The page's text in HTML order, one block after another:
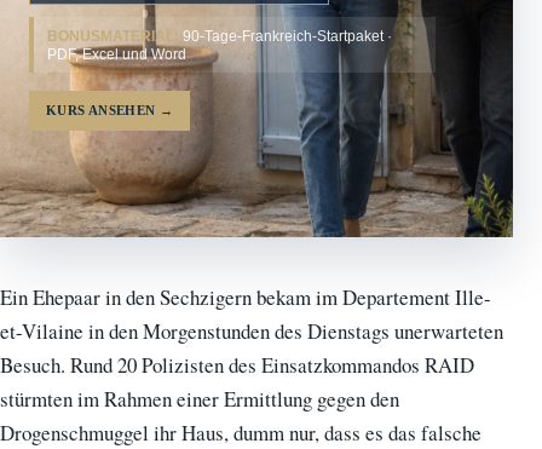
BONUSMATERIAL: 90-Tage-Frankreich-Startpaket ·
PDF, Excel und Word
KURS ANSEHEN →
Ein Ehepaar in den Sechzigern bekam im Departement Ille-
et-Vilaine in den Morgenstunden des Dienstags unerwarteten
Besuch. Rund 20 Polizisten des Einsatzkommandos RAID
stürmten im Rahmen einer Ermittlung gegen den
Drogenschmuggel ihr Haus, dumm nur, dass es das falsche